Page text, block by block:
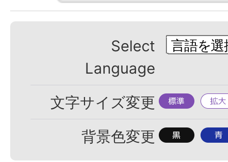
Select
Language
文字サイズ変更 標
準
拡
大
背景色変更 背
背